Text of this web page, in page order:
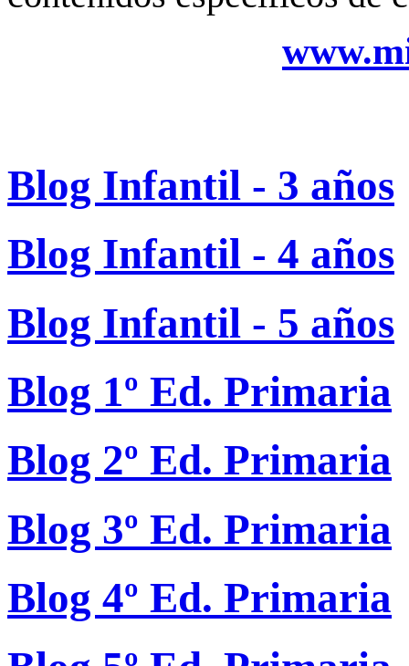
Blog Infantil - 3 años
Blog Infantil - 4 años
Blog Infantil - 5 años
Blog 1º Ed. Primaria
Blog 2º Ed. Primaria
Blog 3º Ed. Primaria
Blog 4º Ed. Primaria